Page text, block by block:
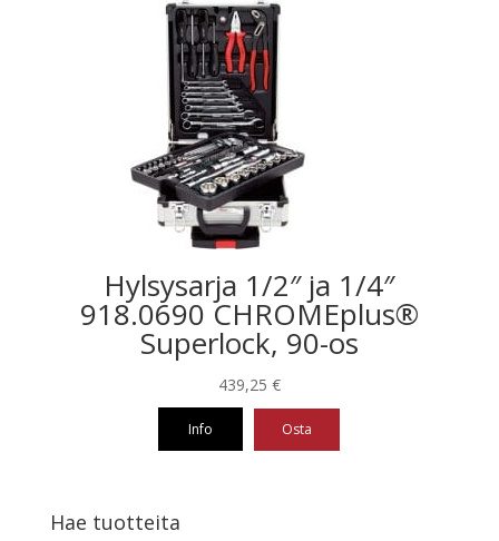
Hylsysarja 1/2″ ja 1/4″
918.0690 CHROMEplus®
Superlock, 90-os
439,25 €
Info Osta
Hae tuotteita